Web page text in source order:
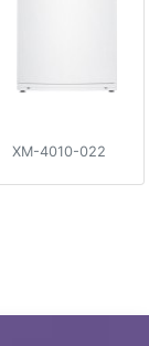
XM-4010-022